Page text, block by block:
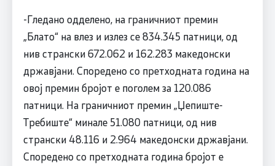
-Гледано одделено, на граничниот премин
„Блато“ на влез и излез се 834.345 патници, од
нив странски 672.062 и 162.283 македонски
државјани. Споредено со претходната година на
овој премин бројот е поголем за 120.086
патници. На граничниот премин „Џепиште-
Требиште“ минале 51.080 патници, од нив
странски 48.116 и 2.964 македонски државјани.
Споредено со претходната година бројот е